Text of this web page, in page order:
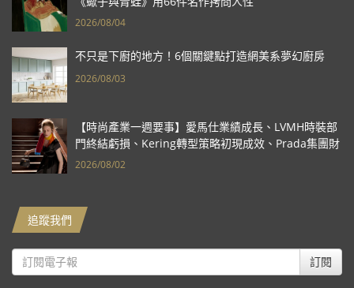
2026/08/04
不只是下廚的地方！6個關鍵點打造網美系夢幻廚房
2026/08/03
【時尚產業一週要事】愛馬仕業績成長、LVMH時裝部
門終結虧損、Kering轉型策略初現成效、Prada集團財
報亮眼
2026/08/02
追蹤我們
訂閱